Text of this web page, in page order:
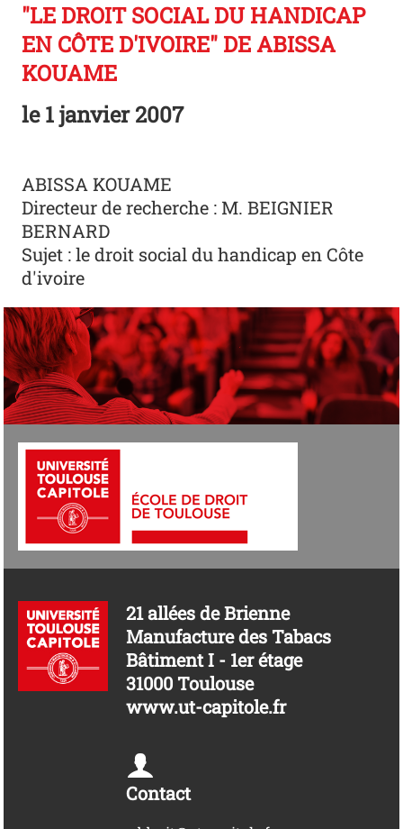
"LE DROIT SOCIAL DU HANDICAP
EN CÔTE D'IVOIRE" DE ABISSA
KOUAME
le1 janvier 2007
ABISSA KOUAME
Directeur de recherche : M. BEIGNIER
BERNARD
Sujet : le droit social du handicap en Côte
d'ivoire
21 allées de Brienne
Manufacture des Tabacs
Bâtiment I - 1er étage
31000 Toulouse
www.ut-capitole.fr
Contact